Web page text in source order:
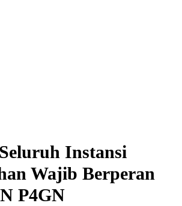
Instansi
Wajib Berperan
P4GN